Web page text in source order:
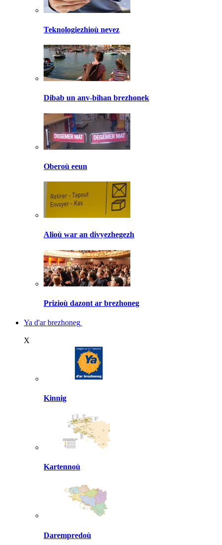
Teknologiezhioù nevez
Dibab un anv-bihan brezhonek
Oberoù eeun
Alioù war an divyezhegezh
Prizioù dazont ar brezhoneg
Ya d'ar brezhoneg
X
Kinnig
Kartennoù
Darempredoù